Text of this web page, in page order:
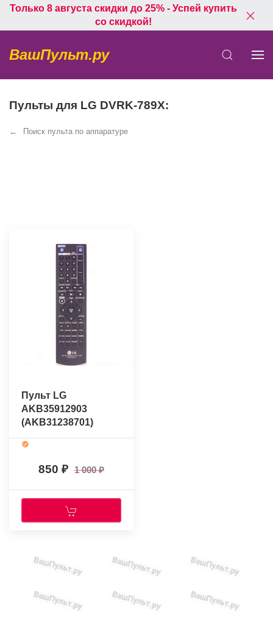
Только 8 августа скидки до 25% - Успей купить
со скидкой!
ВашПульт.ру
Пульты для LG DVRK-789X:
Поиск пульта по аппаратуре
Пульт LG
AKB35912903
(AKB31238701)
(оригинальный)
850 1 000